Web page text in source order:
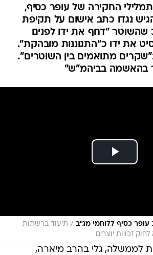
החקירה של עופר כסיף,
נגדו כתב אישום על תקיפת
שהשוטר "דחף את ידו לפנים
את ידו כ"התגוננות מובהקת".
מתואמים בין השוטרים".
בהאשמה בביהמ"ש"
עופר כסיף ללוחמי מג"ב / תיעוד ברשתות
לממשלה, גלי בהרב מיארה,